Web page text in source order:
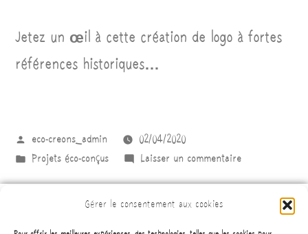
Gérer le consentement aux cookies
Jetez un œil à cette création de logo à fortes
références historiques…
eco-creons_admin
02/04/2020
Projets éco-conçus
Laisser un commentaire